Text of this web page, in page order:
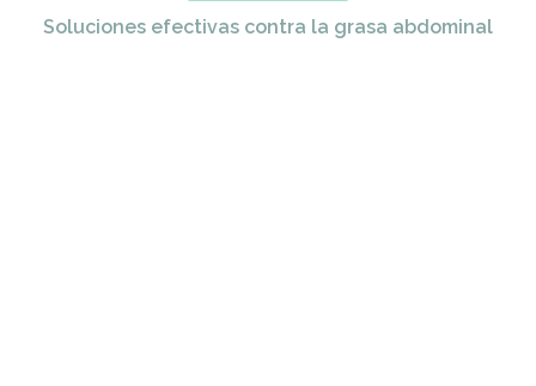
Soluciones efectivas contra la grasa abdominal